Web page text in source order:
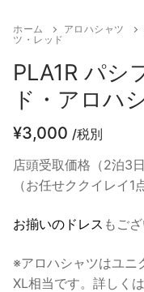
ホーム アロハシャツ
ツ・レッド
PLA1R パシ
ド・アロハ
¥3,000 /税別
店頭受取価格（2泊3日
（お任せククイレイ1
お揃いのドレス もござ
※アロハシャツはユニ
XL相当です。詳しくは